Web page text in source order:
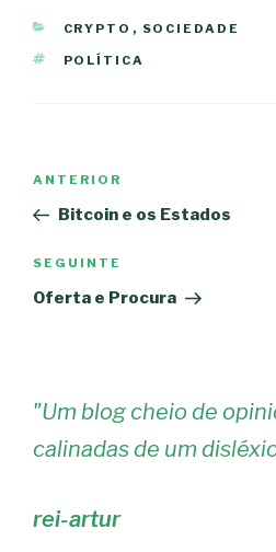
CATEGORIAS
CRYPTO , SOCIEDADE
ETIQUETAS
POLÍTICA
artigos
Conteúdo
anterior
ANTERIOR
Bitcoin e os Estados
Conteúdo
seguinte
SEGUINTE
Oferta e Procura
"Um blog cheio de
calinadas de um
rei-artur